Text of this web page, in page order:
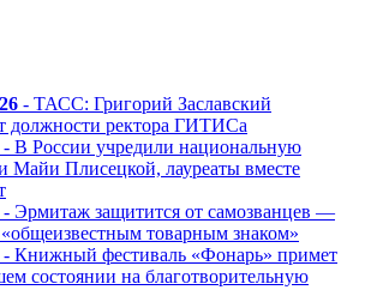
- ТАСС: Григорий Заславский
должности ректора ГИТИСа
- В России учредили национальную
Майи Плисецкой, лауреаты вместе
- Эрмитаж защитится от самозванцев —
«общеизвестным товарным знаком»
- Книжный фестиваль «Фонарь» примет
состоянии на благотворительную